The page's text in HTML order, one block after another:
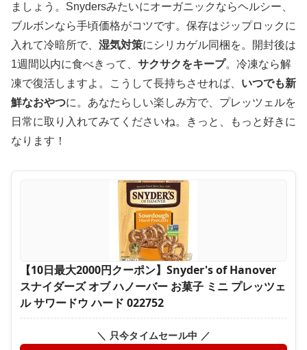
ましょう。Snydersみたいにオーガニックならヘルシー、
ブルボンなら手頃価格がコツです。保存はジップロックに
入れて冷暗所で、 湿気対策にシリカゲル同梱を。開封後は
1週間以内に食べきって、 サクサクをキープ。冷凍なら解
凍で復活しますよ。こうして長持ちさせれば、 いつでも新
鮮なおやつに。あなたらしい楽しみ方で、プレッツェルを
日常に取り入れてみてくださいね。きっと、もっと好きに
なります！
【10日最大2000円クーポン】Snyder's of Hanover
スナイダーズ オブ ハノーバー お菓子 ミニ プレッツェ
ル サワードウ ハード 022752
＼ 只今タイムセール中 ／